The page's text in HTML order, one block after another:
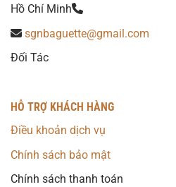
Hồ Chí Minh
sgnbaguette@gmail.com
Đối Tác
HỖ TRỢ KHÁCH HÀNG
Điều khoản dịch vụ
Chính sách bảo mật
Chính sách thanh toán